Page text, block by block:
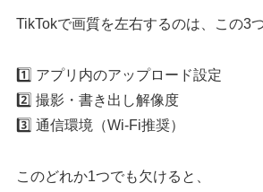
TikTokで画質を左右するのは、この3つ
1️⃣ アプリ内のアップロード設定
2️⃣ 撮影・書き出し解像度
3️⃣ 通信環境（Wi-Fi推奨）
このどれか1つでも欠けると、